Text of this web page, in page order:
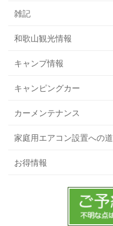
雑記
和歌山観光情報
キャンプ情報
キャンピングカー
カーメンテナンス
家庭用エアコン設置への道
お得情報